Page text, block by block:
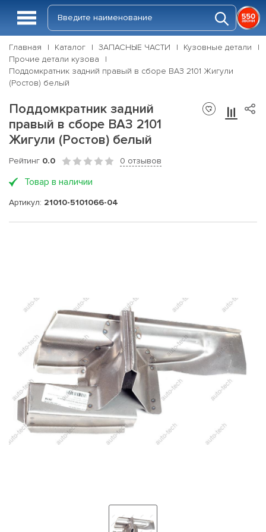
Главная Каталог ЗАПАСНЫЕ ЧАСТИ
Кузовные детали
Прочие детали кузова
Поддомкратник задний правый в сборе ВАЗ 2101 Жигули
(Ростов) белый
Поддомкратник задний
правый в сборе ВАЗ 2101
Жигули (Ростов) белый
Рейтинг 0.0 0 отзывов
Товар в наличии
Артикул: 21010-5101066-04